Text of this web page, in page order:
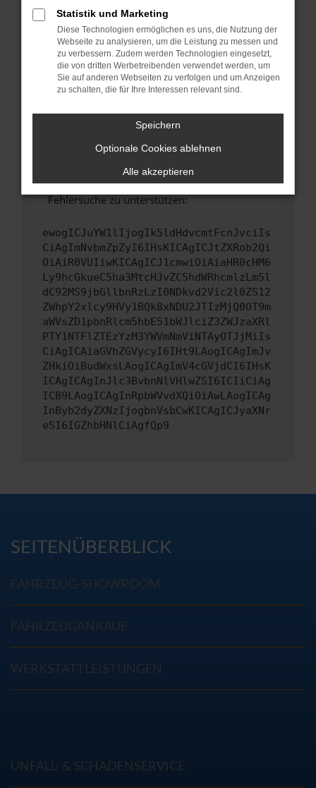
Stelle sicher, dass dein Browser und dein
Betriebssystem auf dem neuesten Stand
sind.
Veraltete Software birgt nicht nur ein
Sicherheitsrisiko, sondern kann auch dazu
führen, dass bestimmte Funktionen nicht mehr
Wende dich an den Webseitenbetreiber.
hast, kontaktiere uns bitte. Wir werden
versuchen, das Problem zu beheben. Du kannst
uns diesen Text schicken, um uns bei der
Fehlersuche zu unterstützen:
ewogICJuYW1lIjogIk5ldHdvcmtFcnJvciIs
CiAgImNvbmZpZyI6IHsKICAgICJtZXRob2Qi
OiAiR0VUIiwKICAgICJ1cmwiOiAiaHR0cHM6
Ly9hcGkueC5ha3MtcHJvZC5hdWRhcmlzLm5l
dC92MS9jbGllbnRzLzI0NDkvd2Vic2l0ZS12
ZWhpY2xlcy9HVy1BQk8xNDU2JTIzMjQ0OT9m
aWVsZD1pbnRlcm5hbE51bWJlciZ3ZWJzaXRl
PTY1NTFlZTEzYzM3YWVmNmViNTAyOTJjMiIs
CiAgICAiaGVhZGVycyI6IHt9LAogICAgImJv
ZHkiOiBudWxsLAogICAgImV4cGVjdCI6IHsK
ICAgICAgInJlc3BvbnNlVHlwZSI6ICIiCiAg
ICB9LAogICAgInRpbWVvdXQiOiAwLAogICAg
InByb2dyZXNzIjogbnVsbCwKICAgICJyaXNr
eSI6IGZhbHNlCiAgfQp9
SEITENÜBERBLICK
FAHRZEUG-SHOWROOM
FAHRZEUGANKAUF
WERKSTATTLEISTUNGEN
UNFALL- & SCHADENSERVICE
Statistik und Marketing
Diese Technologien ermöglichen es uns, die Nutzung der
Webseite zu analysieren, um die Leistung zu messen und
zu verbessern. Zudem werden Technologien eingesetzt,
die von dritten Werbetreibenden verwendet werden, um
Sie auf anderen Webseiten zu verfolgen und um Anzeigen
zu schalten, die für Ihre Interessen relevant sind.
Speichern
Optionale Cookies ablehnen
Alle akzeptieren